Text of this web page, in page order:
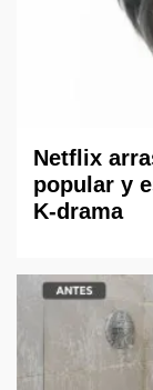
Netflix
popular y
K-drama